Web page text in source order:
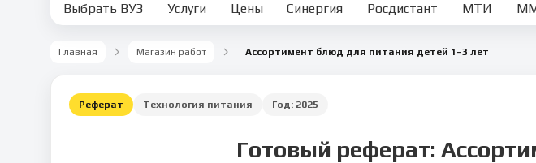
Выбрать ВУЗ Услуги Цены Синергия Росдистант МТИ
Главная Магазин работ Ассортимент блюд для питания детей 1–3 лет
Реферат Технология питания Год: 2025
Готовый реферат: